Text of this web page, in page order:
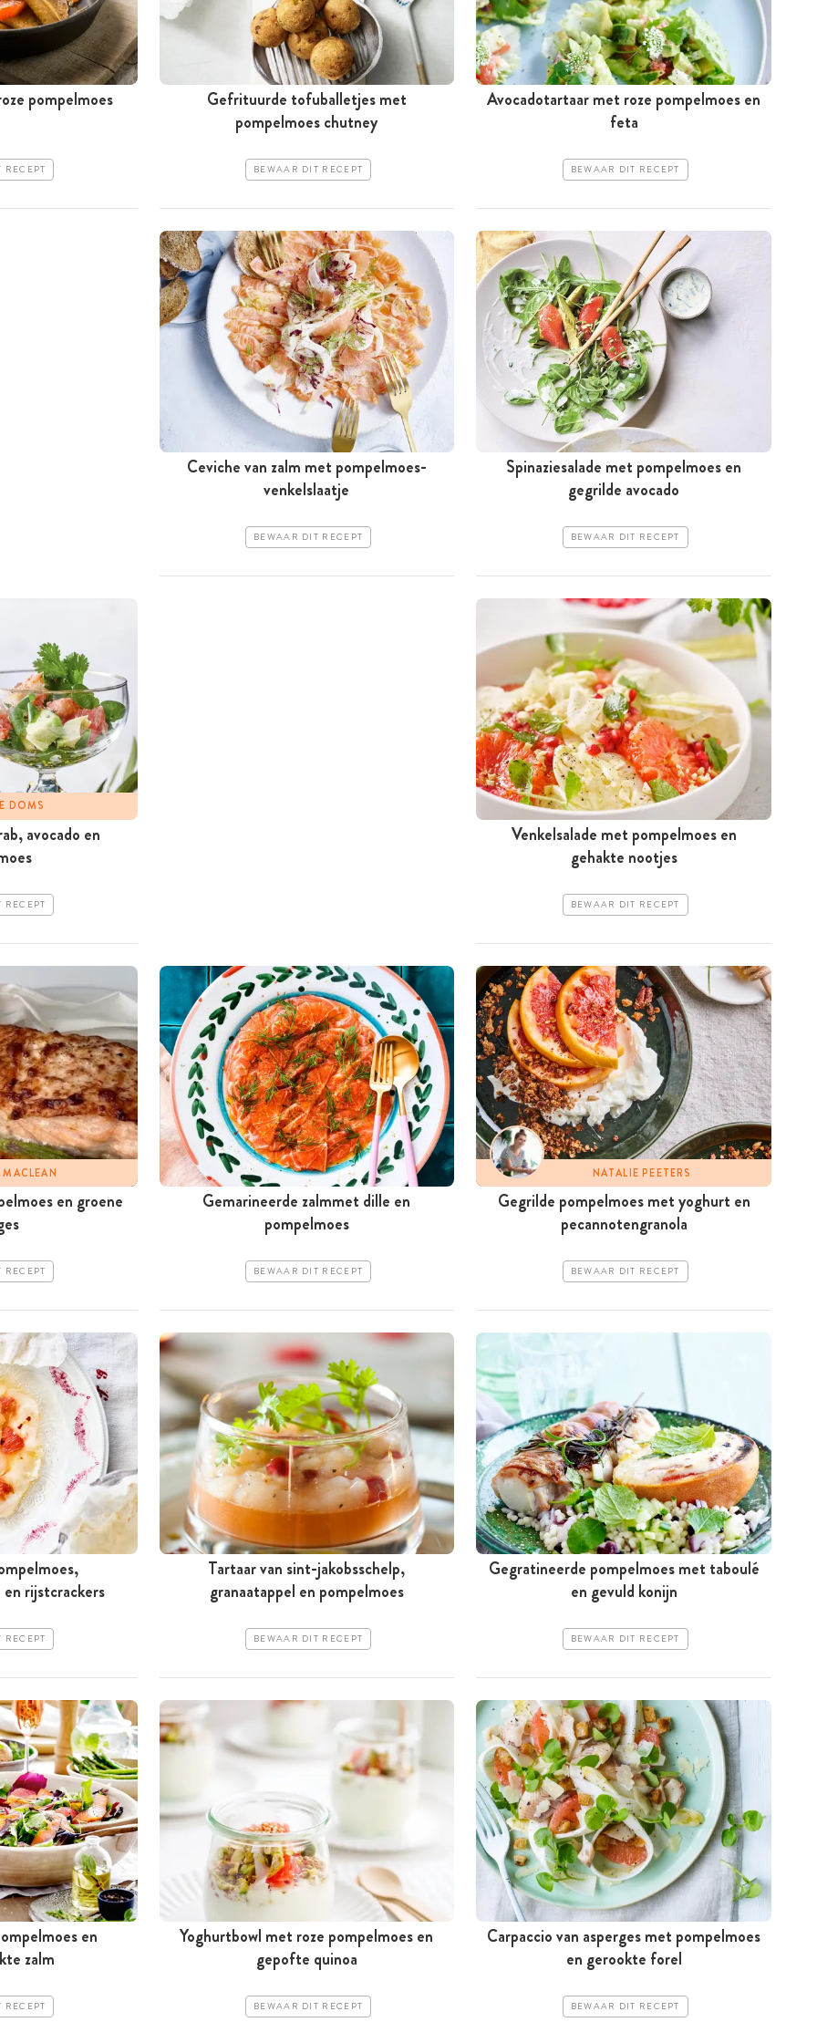
pompelmoes
RECEPT
Gefrituurde tofuballetjes met
pompelmoes chutney
BEWAAR DIT RECEPT
Avocadotartaar met roze pompelmoes en
feta
BEWAAR DIT RECEPT
Ceviche van zalm met pompelmoes-
venkelslaatje
BEWAAR DIT RECEPT
Spinaziesalade met pompelmoes en
gegrilde avocado
BEWAAR DIT RECEPT
DOMS
avocado en
RECEPT
Venkelsalade met pompelmoes en
gehakte nootjes
BEWAAR DIT RECEPT
en groene
RECEPT
Gemarineerde zalmmet dille en
pompelmoes
BEWAAR DIT RECEPT
NATALIE PEETERS
Gegrilde pompelmoes met yoghurt en
pecannotengranola
BEWAAR DIT RECEPT
rijstcrackers
RECEPT
Tartaar van sint-jakobsschelp,
granaatappel en pompelmoes
BEWAAR DIT RECEPT
Gegratineerde pompelmoes met taboulé
en gevuld konijn
BEWAAR DIT RECEPT
en
zalm
RECEPT
Yoghurtbowl met roze pompelmoes en
gepofte quinoa
BEWAAR DIT RECEPT
Carpaccio van asperges met pompelmoes
en gerookte forel
BEWAAR DIT RECEPT